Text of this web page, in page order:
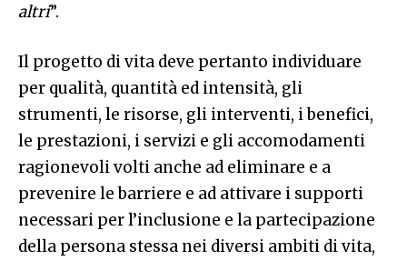
altri”.
Il progetto di vita deve pertanto individuare
per qualità, quantità ed intensità, gli
strumenti, le risorse, gli interventi, i benefici,
le prestazioni, i servizi e gli accomodamenti
ragionevoli volti anche ad eliminare e a
prevenire le barriere e ad attivare i supporti
necessari per l’inclusione e la partecipazione
della persona stessa nei diversi ambiti di vita,